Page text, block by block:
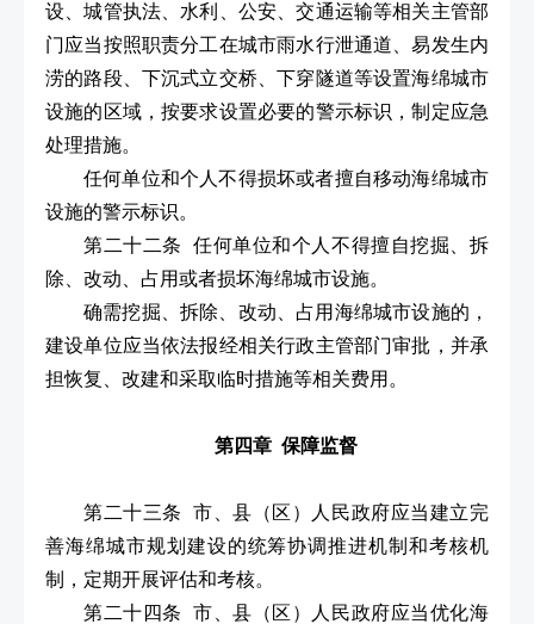
设、城管执法、水利、公安、交通运输等相关主管部
门应当按照职责分工在城市雨水行泄通道、易发生内
涝的路段、下沉式立交桥、下穿隧道等设置海绵城市
设施的区域，按要求设置必要的警示标识，制定应急
处理措施。
任何单位和个人不得损坏或者擅自移动海绵城市
设施的警示标识。
第二十二条 任何单位和个人不得擅自挖掘、拆
除、改动、占用或者损坏海绵城市设施。
确需挖掘、拆除、改动、占用海绵城市设施的，
建设单位应当依法报经相关行政主管部门审批，并承
担恢复、改建和采取临时措施等相关费用。
第四章 保障监督
第二十三条 市、县（区）人民政府应当建立完
善海绵城市规划建设的统筹协调推进机制和考核机
制，定期开展评估和考核。
第二十四条 市、县（区）人民政府应当优化海